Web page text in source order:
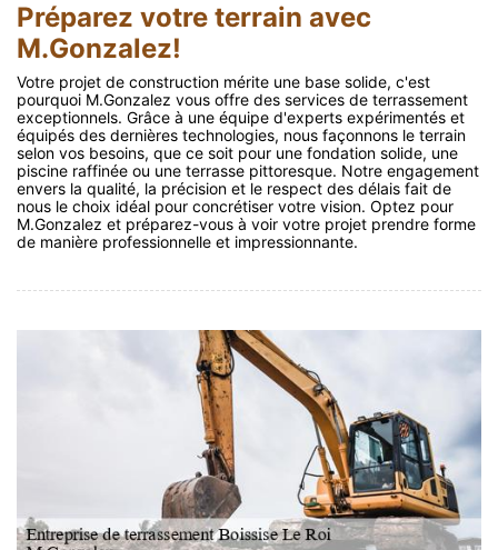
Préparez votre terrain avec
M.Gonzalez!
Votre projet de construction mérite une base solide, c'est
pourquoi M.Gonzalez vous offre des services de terrassement
exceptionnels. Grâce à une équipe d'experts expérimentés et
équipés des dernières technologies, nous façonnons le terrain
selon vos besoins, que ce soit pour une fondation solide, une
piscine raffinée ou une terrasse pittoresque. Notre engagement
envers la qualité, la précision et le respect des délais fait de
nous le choix idéal pour concrétiser votre vision. Optez pour
M.Gonzalez et préparez-vous à voir votre projet prendre forme
de manière professionnelle et impressionnante.